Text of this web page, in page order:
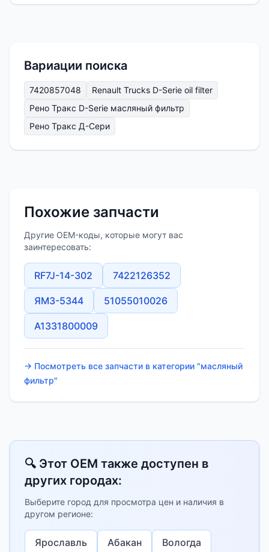
Вариации поиска
7420857048
Renault Trucks D-Serie oil filter
Рено Тракс D-Serie масляный фильтр
Рено Тракс Д-Сери
Похожие запчасти
Другие OEM-коды, которые могут вас
заинтересовать:
RF7J-14-302 7422126352
ЯМЗ-5344 51055010026
A1331800009
→ Посмотреть все запчасти в категории "масляный
фильтр"
🔍 Этот OEM также доступен в
других городах:
Выберите город для просмотра цен и наличия в
другом регионе:
Ярославль Абакан Вологда